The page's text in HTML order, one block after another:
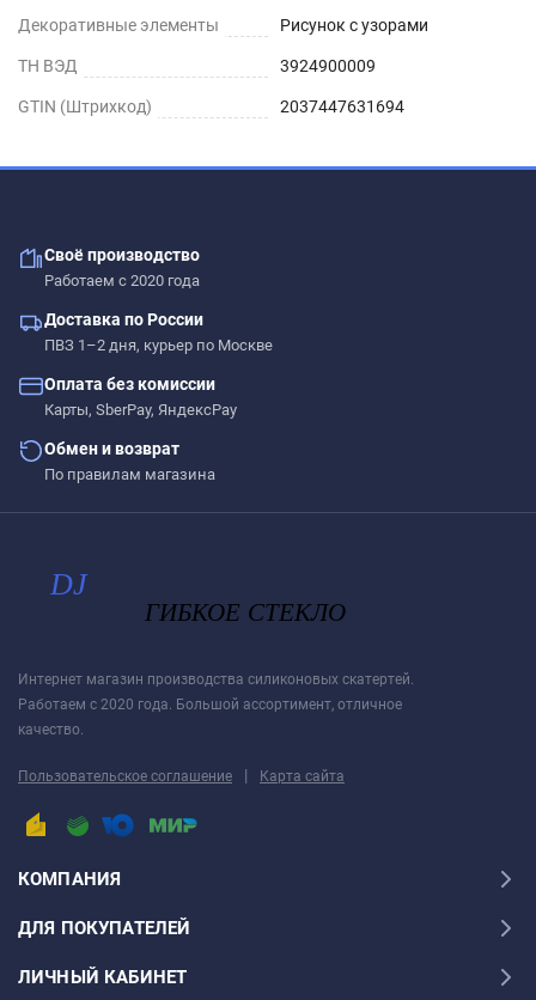
Декоративные элементы Рисунок с узорами
ТН ВЭД 3924900009
GTIN (Штрихкод) 2037447631694
Своё производство
Работаем с 2020 года
Доставка по России
ПВЗ 1–2 дня, курьер по Москве
Оплата без комиссии
Карты, SberPay, ЯндексPay
Обмен и возврат
По правилам магазина
Интернет магазин производства силиконовых скатертей.
Работаем с 2020 года. Большой ассортимент, отличное
качество.
Пользовательское соглашение | Карта сайта
КОМПАНИЯ
ДЛЯ ПОКУПАТЕЛЕЙ
ЛИЧНЫЙ КАБИНЕТ